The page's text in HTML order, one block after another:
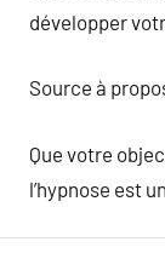
développer
Source à
Que votre
l’hypnose est